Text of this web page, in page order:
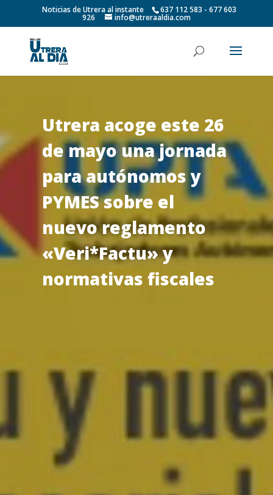
Noticias de Utrera al instante 637 112 583 - 677 603
926 info@utreraaldia.com
Utrera acoge este 26
de mayo una jornada
para autónomos y
PYMES sobre el
nuevo reglamento
«Veri*Factu» y
normativas fiscales